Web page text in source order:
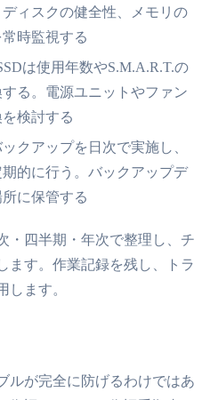
ィスクの健全性、メモリの
時監視する
は使用年数やS.M.A.R.T.の
る。電源ユニットやファン
検討する
クアップを日次で実施し、
的に行う。バックアップデ
に保管する
・四半期・年次で整理し、チ
ます。作業記録を残し、トラ
します。
ルが完全に防げるわけではあ